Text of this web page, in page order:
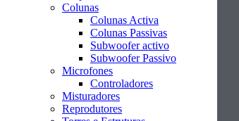
Colunas
Colunas Activa
Colunas Passivas
Subwoofer activo
Subwoofer Passivo
Microfones
Controladores
Misturadores
Reprodutores